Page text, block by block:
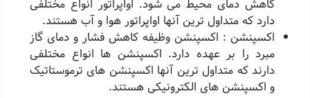
کاهش دمای محیط می ‌شود. اواپراتور انواع مختلفی
دارد که متداول‌ ترین آنها اواپراتور هوا و آب هستند.
اکسپنشن : اکسپنشن وظیفه کاهش فشار و دمای گاز
مبرد را بر عهده دارد. اکسپنشن‌ ها انواع مختلفی
دارند که متداول ‌ترین آنها اکسپنشن ‌های ترموستاتیک
و اکسپنشن‌ های الکترونیکی هستند.